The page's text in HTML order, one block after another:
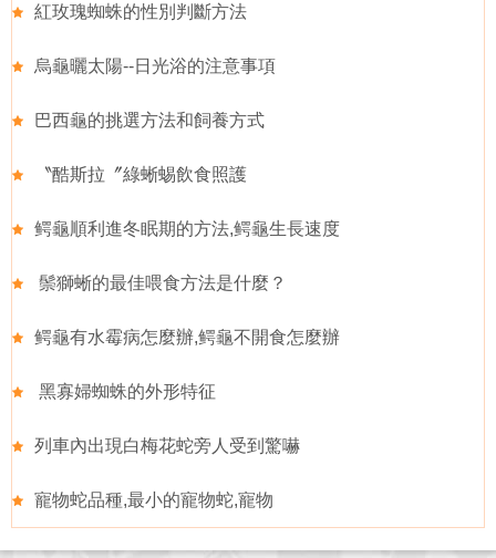
紅玫瑰蜘蛛的性別判斷方法
烏龜曬太陽--日光浴的注意事項
巴西龜的挑選方法和飼養方式
〝酷斯拉〞綠蜥蜴飲食照護
鳄龜順利進冬眠期的方法,鳄龜生長速度
鬃獅蜥的最佳喂食方法是什麼？
鳄龜有水霉病怎麼辦,鳄龜不開食怎麼辦
黑寡婦蜘蛛的外形特征
列車內出現白梅花蛇旁人受到驚嚇
寵物蛇品種,最小的寵物蛇,寵物